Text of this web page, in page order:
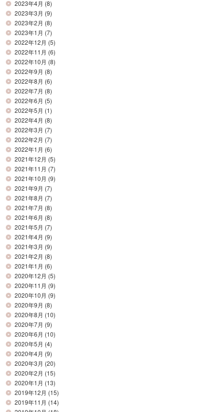
2023年4月 (8)
2023年3月 (9)
2023年2月 (8)
2023年1月 (7)
2022年12月 (5)
2022年11月 (6)
2022年10月 (8)
2022年9月 (8)
2022年8月 (6)
2022年7月 (8)
2022年6月 (5)
2022年5月 (1)
2022年4月 (8)
2022年3月 (7)
2022年2月 (7)
2022年1月 (6)
2021年12月 (5)
2021年11月 (7)
2021年10月 (9)
2021年9月 (7)
2021年8月 (7)
2021年7月 (8)
2021年6月 (8)
2021年5月 (7)
2021年4月 (9)
2021年3月 (9)
2021年2月 (8)
2021年1月 (6)
2020年12月 (5)
2020年11月 (9)
2020年10月 (9)
2020年9月 (8)
2020年8月 (10)
2020年7月 (9)
2020年6月 (10)
2020年5月 (4)
2020年4月 (9)
2020年3月 (20)
2020年2月 (15)
2020年1月 (13)
2019年12月 (15)
2019年11月 (14)